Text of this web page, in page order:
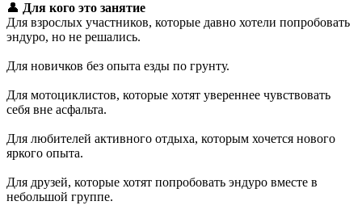
👤 Для кого это занятие
Для взрослых участников, которые давно хотели попробовать
эндуро, но не решались.
Для новичков без опыта езды по грунту.
Для мотоциклистов, которые хотят увереннее чувствовать
себя вне асфальта.
Для любителей активного отдыха, которым хочется нового
яркого опыта.
Для друзей, которые хотят попробовать эндуро вместе в
небольшой группе.